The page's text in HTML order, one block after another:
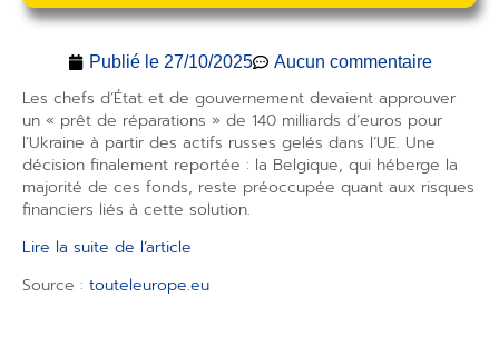
Publié le 27/10/2025 Aucun commentaire
Les chefs d’État et de gouvernement devaient approuver
un « prêt de réparations » de 140 milliards d’euros pour
l’Ukraine à partir des actifs russes gelés dans l’UE. Une
décision finalement reportée : la Belgique, qui héberge la
majorité de ces fonds, reste préoccupée quant aux risques
financiers liés à cette solution.
Lire la suite de l’article
Source : touteleurope.eu